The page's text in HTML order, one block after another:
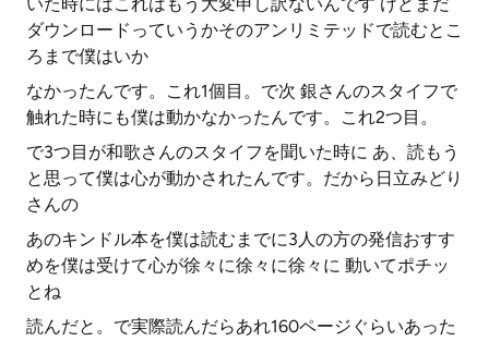
ダウンロードっていうかそのアンリミテッドで読むとこ
ろまで僕はいか
なかったんです。これ1個目。で次 銀さんのスタイフで
触れた時にも僕は動かなかったんです。これ2つ目。
で3つ目が和歌さんのスタイフを聞いた時に あ、読もう
と思って僕は心が動かされたんです。だから日立みどり
さんの
あのキンドル本を僕は読むまでに3人の方の発信おすす
めを僕は受けて心が徐々に徐々に徐々に 動いてポチッ
とね
読んだと。で実際読んだらあれ160ページぐらいあった